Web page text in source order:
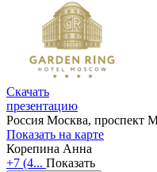
Скачать
презентацию
Россия Москва, проспект
Показать на карте
Корепина Анна
+7 (4... Показать